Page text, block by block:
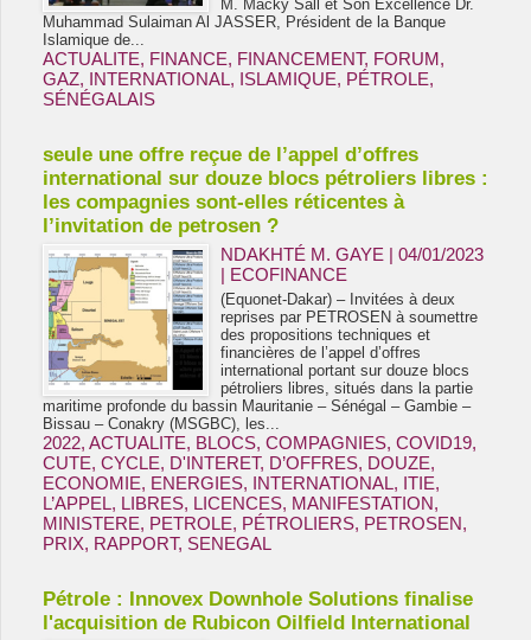
M. Macky Sall et Son Excellence Dr.
Muhammad Sulaiman Al JASSER, Président de la Banque
Islamique de...
ACTUALITE, FINANCE, FINANCEMENT, FORUM,
GAZ, INTERNATIONAL, ISLAMIQUE, PÉTROLE,
SÉNÉGALAIS
seule une offre reçue de l’appel d’offres
international sur douze blocs pétroliers libres :
les compagnies sont-elles réticentes à
l’invitation de petrosen ?
NDAKHTÉ M. GAYE | 04/01/2023
| ECOFINANCE
(Equonet-Dakar) – Invitées à deux
reprises par PETROSEN à soumettre
des propositions techniques et
financières de l’appel d’offres
international portant sur douze blocs
pétroliers libres, situés dans la partie
maritime profonde du bassin Mauritanie – Sénégal – Gambie –
Bissau – Conakry (MSGBC), les...
2022, ACTUALITE, BLOCS, COMPAGNIES, COVID19,
CUTE, CYCLE, D'INTERET, D’OFFRES, DOUZE,
ECONOMIE, ENERGIES, INTERNATIONAL, ITIE,
L’APPEL, LIBRES, LICENCES, MANIFESTATION,
MINISTERE, PETROLE, PÉTROLIERS, PETROSEN,
PRIX, RAPPORT, SENEGAL
Pétrole : Innovex Downhole Solutions finalise
l'acquisition de Rubicon Oilfield International